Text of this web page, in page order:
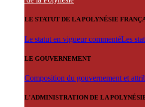
LE STATUT DE LA POLYNÉSIE
Le statut en vigueur commentéLes
LE GOUVERNEMENT
Composition du gouvernement et
L'ADMINISTRATION DE LA